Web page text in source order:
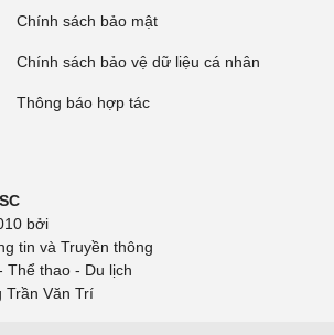
Chính sách bảo mật
Chính sách bảo vệ dữ liệu cá nhân
Thông báo hợp tác
bởi
tin và Truyền thông
Thể thao - Du lịch
Trần Văn Trí